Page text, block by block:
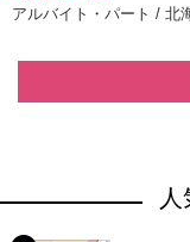
アルバイト・パート / 北